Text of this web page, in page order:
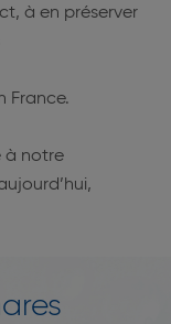
à en préserver
France.
à notre